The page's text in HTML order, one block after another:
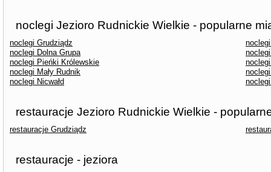
noclegi Jezioro Rudnickie Wielkie - popularne
noclegi Grudziądz
noclegi Dolna Grupa
noclegi Pieńki Królewskie
noclegi Mały Rudnik
noclegi Nicwałd
restauracje Jezioro Rudnickie Wielkie -
restauracje Grudziądz
restauracje - jeziora